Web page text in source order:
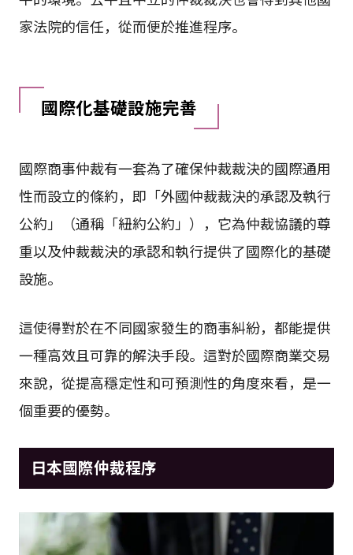
家法院的信任，從而便於推進程序。
國際化基礎設施完善
國際商事仲裁有一套為了確保仲裁裁決的國際通用
性而設立的條約，即「外國仲裁裁決的承認及執行
公約」（通稱「紐約公約」），它為仲裁協議的尊
重以及仲裁裁決的承認和執行提供了國際化的基礎
設施。
這使得對於在不同國家發生的商事糾紛，都能提供
一種高效且可靠的解決手段。這對於國際商業交易
來說，從提高穩定性和可預測性的角度來看，是一
個重要的優勢。
日本國際仲裁程序